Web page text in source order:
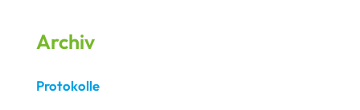
Archiv
Protokolle